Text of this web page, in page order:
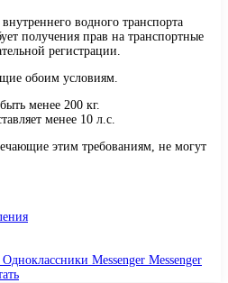
водного транспорта
получения прав на транспортные
регистрации.
обоим условиям.
менее 200 кг.
менее 10 л.с.
этим требованиям, не могут
Одноклассники Messenger Messenger